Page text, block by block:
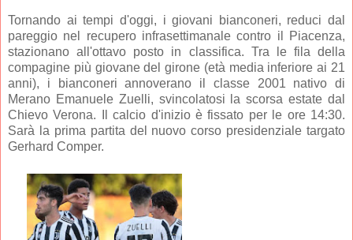
Tornando ai tempi d'oggi, i giovani bianconeri, reduci dal
pareggio nel recupero infrasettimanale contro il Piacenza,
stazionano all'ottavo posto in classifica. Tra le fila della
compagine più giovane del girone (età media inferiore ai 21
anni), i bianconeri annoverano il classe 2001 nativo di
Merano Emanuele Zuelli, svincolatosi la scorsa estate dal
Chievo Verona. Il calcio d'inizio è fissato per le ore 14:30.
Sarà la prima partita del nuovo corso presidenziale targato
Gerhard Comper.